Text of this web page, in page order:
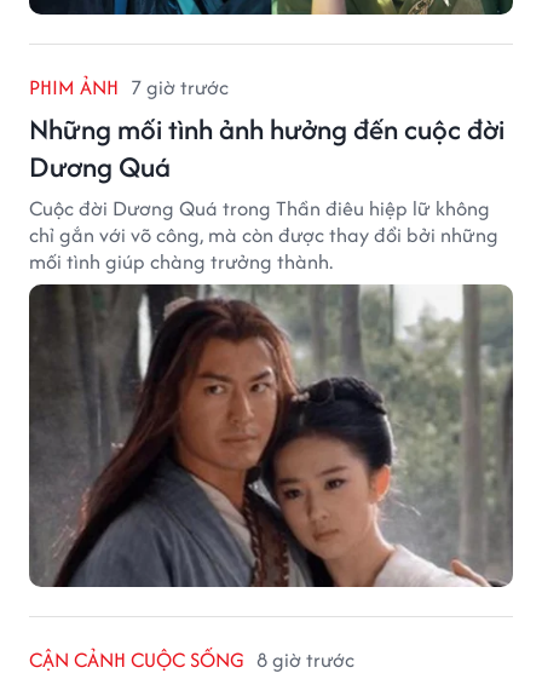
PHIM ẢNH 7 giờ trước
Những mối tình ảnh hưởng đến cuộc đời
Dương Quá
Cuộc đời Dương Quá trong Thần điêu hiệp lữ không
chỉ gắn với võ công, mà còn được thay đổi bởi những
mối tình giúp chàng trưởng thành.
CẬN CẢNH CUỘC SỐNG 8 giờ trước